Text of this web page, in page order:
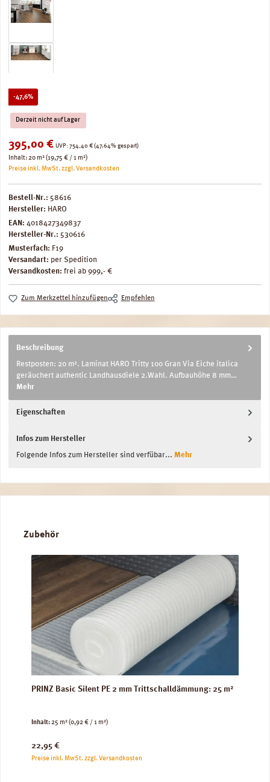
-47,6%Rabatt
Derzeit nicht auf Lager
Verkaufspreis:
395,00 € UVP: Regulärer Preis:
754,40 € (47.64% gespart)
Inhalt:20 m²(19,75 € / 1 m²)
Preise inkl. MwSt. zzgl. Versandkosten
Bestell-Nr.: 58616
Hersteller: HARO
EAN: 4018427349837
Hersteller-Nr.: 530616
Musterfach: F19
Versandart: per Spedition
Versandkosten: frei ab 999,- €
Zum Merkzettel hinzufügen Empfehlen
Beschreibung
Restposten: 20 m². Laminat HARO Tritty 100 Gran Via Eiche italica
geräuchert authentic Landhausdiele 2.Wahl. Aufbauhöhe 8 mm…
Mehr
Eigenschaften
Infos zum Hersteller
Folgende Infos zum Hersteller sind verfübar... Mehr
Produktgalerie überspringen
Zubehör
PRINZ Basic Silent PE 2 mm Trittschalldämmung: 25 m²
Inhalt:25 m²(0,92 € / 1 m²)
Regulärer Preis:
22,95 €
Preise inkl. MwSt. zzgl. Versandkosten